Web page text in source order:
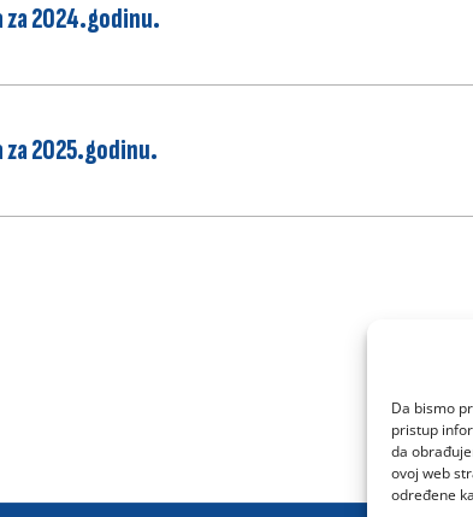
Da bismo
pristup
da
ovoj web
određene
2024.godinu.
2025.godinu.